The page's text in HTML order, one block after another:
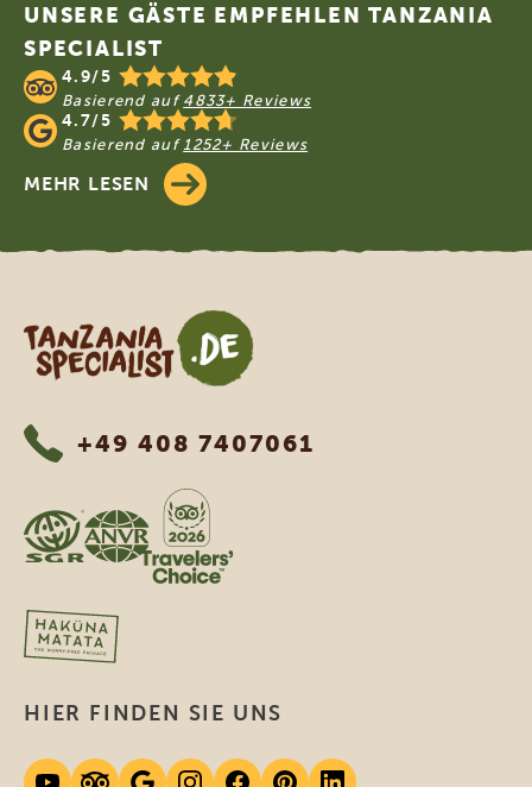
UNSERE GÄSTE EMPFEHLEN TANZANIA
SPECIALIST
4.9/5
Basierend auf 4833+ Reviews
4.7/5
Basierend auf 1252+ Reviews
MEHR LESEN
Tanzania Specialist
+49 408 7407061
HIER FINDEN SIE UNS